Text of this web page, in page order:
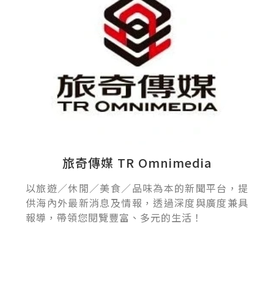
旅奇傳媒 TR Omnimedia
以旅遊／休閒／美食／品味為本的新聞平台，提
供海內外最新消息及情報，透過深度與廣度兼具
報導，帶領您閱覽豐富、多元的生活！